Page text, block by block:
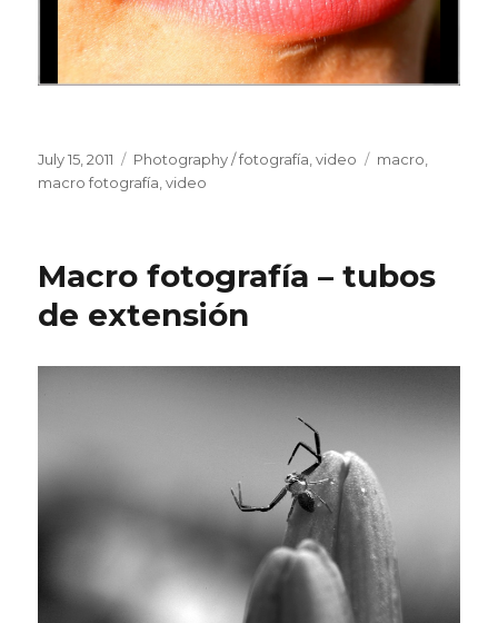
Posted
on
July 15, 2011 Categories
Photography / fotografía ,video Tags
macro
macro fotografía ,video
Macro fotografía – tubos
de extensión